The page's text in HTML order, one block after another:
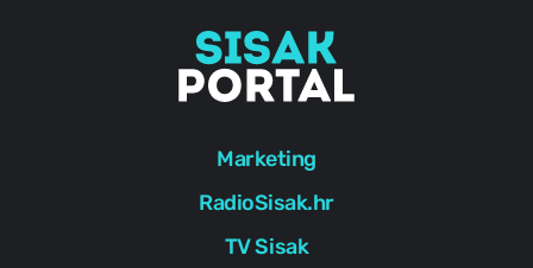
Marketing
RadioSisak.hr
TV Sisak